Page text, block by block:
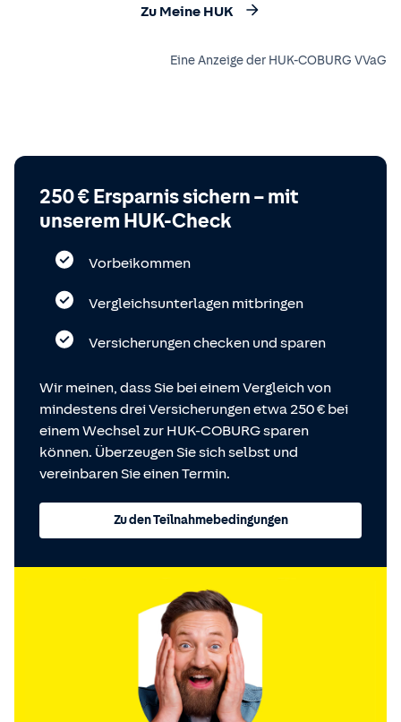
Zu Meine HUK
Eine Anzeige der HUK-COBURG VVaG
250 € Ersparnis sichern – mit
unserem HUK-Check
Vorbeikommen
Vergleichsunterlagen mitbringen
Versicherungen checken und sparen
Wir meinen, dass Sie bei einem Vergleich von
mindestens drei Versicherungen etwa 250 € bei
einem Wechsel zur HUK-COBURG sparen
können. Überzeugen Sie sich selbst und
vereinbaren Sie einen Termin.
Zu den Teilnahmebedingungen